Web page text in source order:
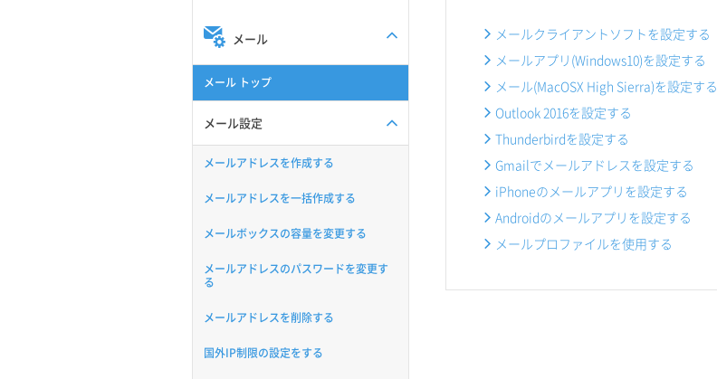
メール
メール トップ
メール設定
メールアドレスを作成する
メールアドレスを一括作成する
メールボックスの容量を変更する
メールアドレスのパスワードを変更す
る
メールアドレスを削除する
国外IP制限の設定をする
メールクライアントソフトを設定する
メールアプリ(Windows10)を設定する
メール(MacOSX High Sierra)を設定する
Outlook 2016を設定する
Thunderbirdを設定する
Gmailでメールアドレスを設定する
iPhoneのメールアプリを設定する
Androidのメールアプリを設定する
メールプロファイルを使用する